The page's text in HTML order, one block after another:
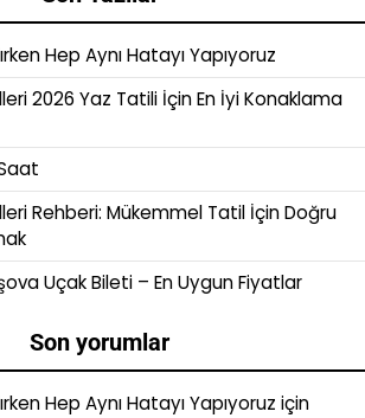
Hep Aynı Hatayı Yapıyoruz
2026 Yaz Tatili İçin En İyi Konaklama
Rehberi: Mükemmel Tatil İçin Doğru
Uçak Bileti – En Uygun Fiyatlar
Son yorumlar
Hep Aynı Hatayı Yapıyoruz için